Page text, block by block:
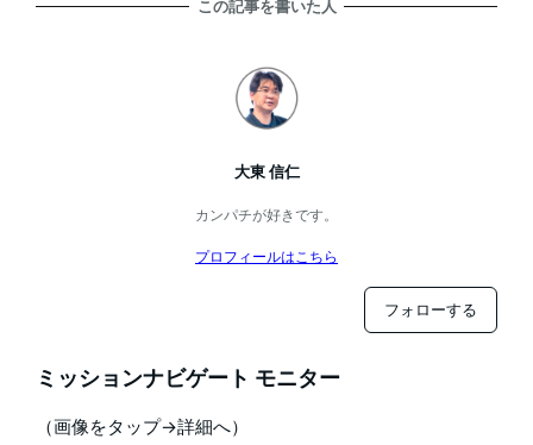
この記事を書いた人
大東 信仁
カンパチが好きです。
プロフィールはこちら
フォローする
ミッションナビゲート モニター
（画像をタップ→詳細へ）